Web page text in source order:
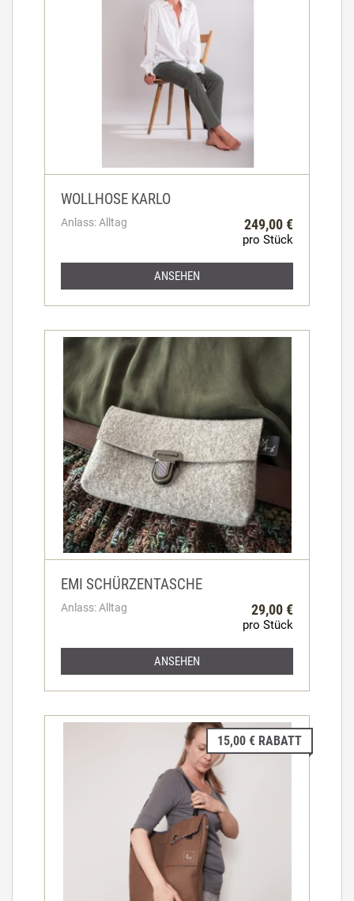
WOLLHOSE KARLO
Anlass: Alltag 249,00 €
pro Stück
ANSEHEN
EMI SCHÜRZENTASCHE
Anlass: Alltag 29,00 €
pro Stück
ANSEHEN
15,00 € RABATT